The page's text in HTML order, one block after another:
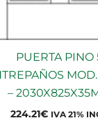
PUERTA PINO
MOD.
–
224.21€ IVA 21%